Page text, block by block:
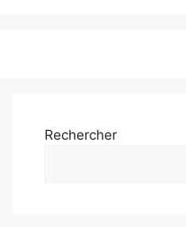
Rechercher